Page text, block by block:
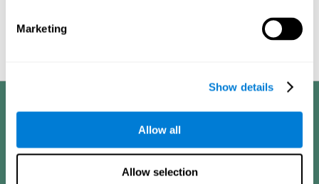
Marketing
Show details
Allow all
Allow selection
Proyección gráfica orientativa de las redes neuronales después de3
CogniFit ha sido diseñado tras muchos años de investigación que han
permitido optimizar sus características. Alguna de las ventajas que
convierten a este entrenamiento cognitivo online en la mejor opción si